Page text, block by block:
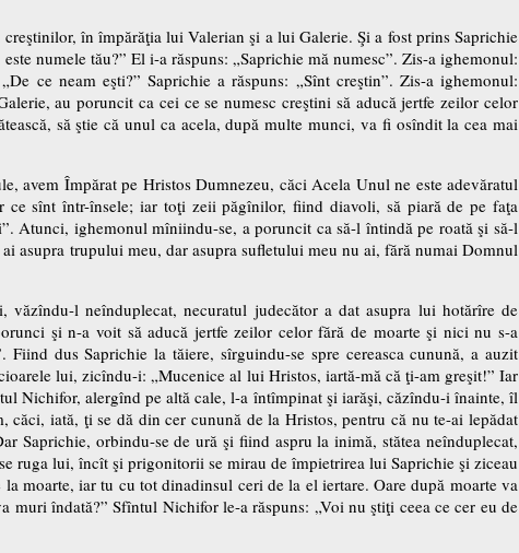
în împărăţia lui Valerian şi a lui Galerie. Şi a fost prins Saprichie
numele tău?” El i-a răspuns: „Saprichie mă numesc”. Zis-a ighemonul:
ce neam eşti?” Saprichie a răspuns: „Sînt creştin”. Zis-a ighemonul:
au poruncit ca cei ce se numesc creştini să aducă jertfe zeilor celor
să ştie că unul ca acela, după multe munci, va fi osîndit la cea mai
avem Împărat pe Hristos Dumnezeu, căci Acela Unul ne este adevăratul
sînt într-însele; iar toţi zeii păgînilor, fiind diavoli, să piară de pe faţa
Atunci, ighemonul mîniindu-se, a poruncit ca să-l întindă pe roată şi să-l
asupra trupului meu, dar asupra sufletului meu nu ai, fără numai Domnul
l neînduplecat, necuratul judecător a dat asupra lui hotărîre de
şi n-a voit să aducă jertfe zeilor celor fără de moarte şi nici nu s-a
dus Saprichie la tăiere, sîrguindu-se spre cereasca cunună, a auzit
lui, zicîndu-i: „Mucenice al lui Hristos, iartă-mă că ţi-am greşit!” Iar
Nichifor, alergînd pe altă cale, l-a întîmpinat şi iarăşi, căzîndu-i înainte, îl
iată, ţi se dă din cer cunună de la Hristos, pentru că nu te-ai lepădat
orbindu-se de ură şi fiind aspru la inimă, stătea neînduplecat,
ruga lui, încît şi prigonitorii se mirau de împietrirea lui Saprichie şi ziceau
moarte, iar tu cu tot dinadinsul ceri de la el iertare. Oare după moarte va
muri îndată?” Sfîntul Nichifor le-a răspuns: „Voi nu ştiţi ceea ce cer eu de